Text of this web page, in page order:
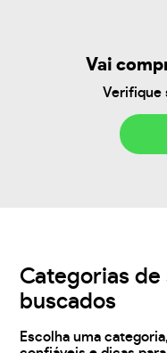
Vai
Verifique
Categorias
buscados
Escolha uma